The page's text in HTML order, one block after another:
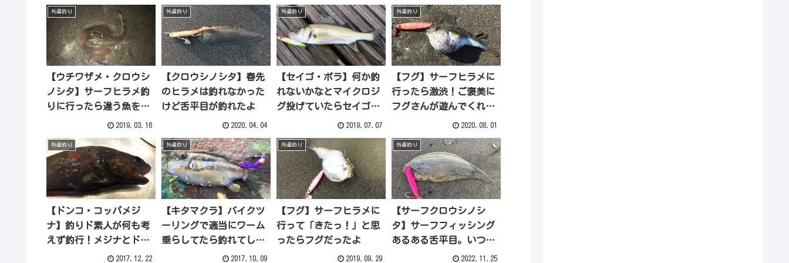
外道釣り
【ウチワザメ・クロウシ
ノシタ】サーフヒラメ釣
りに行ったら違う魚を釣
2019.03.16
外道釣り
【クロウシノシタ】春先
のヒラメは釣れなかった
けど舌平目が釣れたよ
2020.04.04
外道釣り
【セイゴ・ボラ】何か釣
れないかなとマイクロジ
グ投げていたらセイゴと
ボラが釣れた！ 2019.07.07
外道釣り
【フグ】サーフヒラメに
行ったら激渋！ご褒美に
フグさんが遊んでくれた
2020.08.01
外道釣り
【ドンコ・コッパメジ
ナ】釣りド素人が何も考
えず釣行！メジナとドン
コが釣れちゃった2017.12.22
外道釣り
【キタマクラ】バイクツ
ーリングで適当にワーム
垂らしてたら釣れてしま
2017.10.09
外道釣り
【フグ】サーフヒラメに
行って「きたっ！」と思
ったらフグだったよ
2019.09.29
外道釣り
【サーフクロウシノシ
タ】サーフフィッシング
あるある舌平目。いつも
持ち帰ろうか悩むよね
2022.11.25